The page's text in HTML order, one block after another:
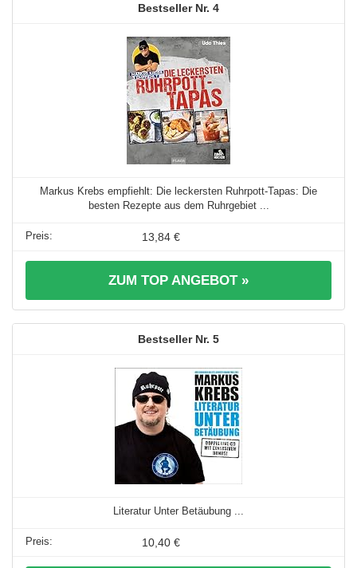
4
Markus Krebs empfiehlt: Die leckersten Ruhrpott-Tapas: Die
besten Rezepte aus dem Ruhrgebiet ...
13,84 €
ZUM TOP ANGEBOT »
5
Literatur Unter Betäubung ...
10,40 €